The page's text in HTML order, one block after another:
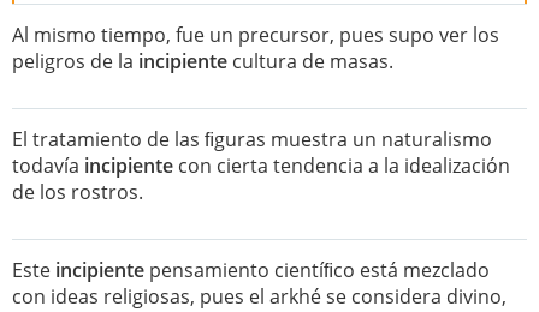
Al mismo tiempo, fue un precursor, pues supo ver los
peligros de la incipiente cultura de masas.
El tratamiento de las ﬁguras muestra un naturalismo
todavía incipiente con cierta tendencia a la idealización
de los rostros.
Este incipiente pensamiento cientíﬁco está mezclado
con ideas religiosas, pues el arkhé se considera divino,